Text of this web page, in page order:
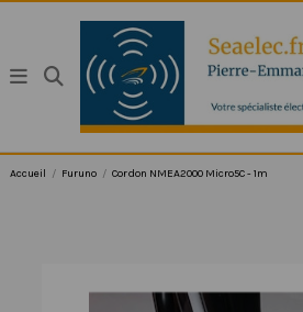
Accueil Furuno Cordon NMEA2000 Micro5C - 1m